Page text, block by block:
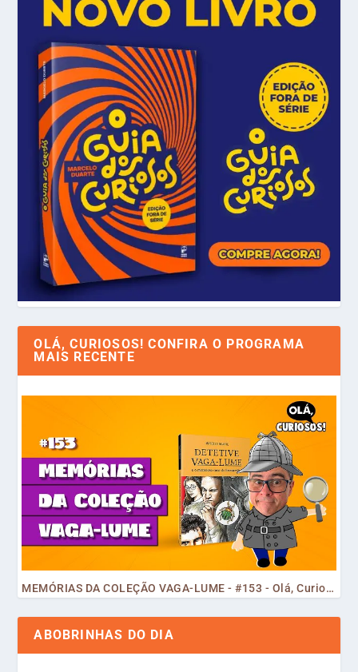
OLÁ, CURIOSOS! CONFIRA O PROGRAMA
MAIS RECENTE
MEMÓRIAS DA COLEÇÃO VAGA-LUME - #153 - Olá, Curiosos! 2023
ABOBRINHAS DO DIA